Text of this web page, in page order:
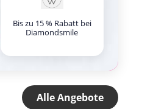
Bis zu 15 % Rabatt bei
Diamondsmile
Alle Angebote